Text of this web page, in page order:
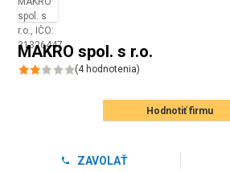
MAKRO spol. s r.o.
(4hodnotenia)
Hodnotiť firmu
ZAVOLAŤ